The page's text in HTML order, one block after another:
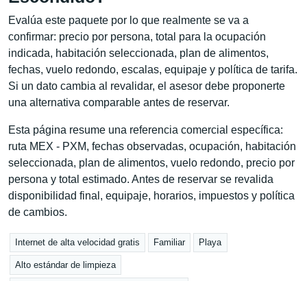
Evalúa este paquete por lo que realmente se va a
confirmar: precio por persona, total para la ocupación
indicada, habitación seleccionada, plan de alimentos,
fechas, vuelo redondo, escalas, equipaje y política de tarifa.
Si un dato cambia al revalidar, el asesor debe proponerte
una alternativa comparable antes de reservar.
Esta página resume una referencia comercial específica:
ruta MEX - PXM, fechas observadas, ocupación, habitación
seleccionada, plan de alimentos, vuelo redondo, precio por
persona y total estimado. Antes de reservar se revalida
disponibilidad final, equipaje, horarios, impuestos y política
de cambios.
Internet de alta velocidad gratis Familiar Playa
Alto estándar de limpieza